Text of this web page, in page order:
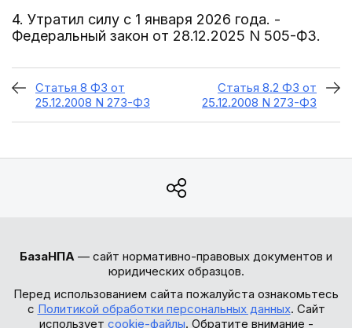
4. Утратил силу с 1 января 2026 года. -
Федеральный закон от 28.12.2025 N 505-ФЗ.
Статья 8 ФЗ от
25.12.2008 N 273-ФЗ
Статья 8.2 ФЗ от
25.12.2008 N 273-ФЗ
БазаНПА — сайт нормативно-правовых документов и
юридических образцов.
Перед использованием сайта пожалуйста ознакомьтесь
с Политикой обработки персональных данных. Сайт
использует cookie-файлы. Обратите внимание -